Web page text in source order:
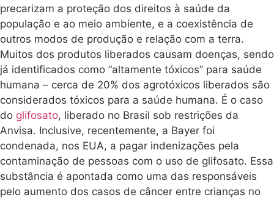
precarizam a proteção dos direitos à saúde da
população e ao meio ambiente, e a coexistência de
outros modos de produção e relação com a terra.
Muitos dos produtos liberados causam doenças, sendo
já identificados como “altamente tóxicos” para saúde
humana – cerca de 20% dos agrotóxicos liberados são
considerados tóxicos para a saúde humana. É o caso
do glifosato, liberado no Brasil sob restrições da
Anvisa. Inclusive, recentemente, a Bayer foi
condenada, nos EUA, a pagar indenizações pela
contaminação de pessoas com o uso de glifosato. Essa
substância é apontada como uma das responsáveis
pelo aumento dos casos de câncer entre crianças no